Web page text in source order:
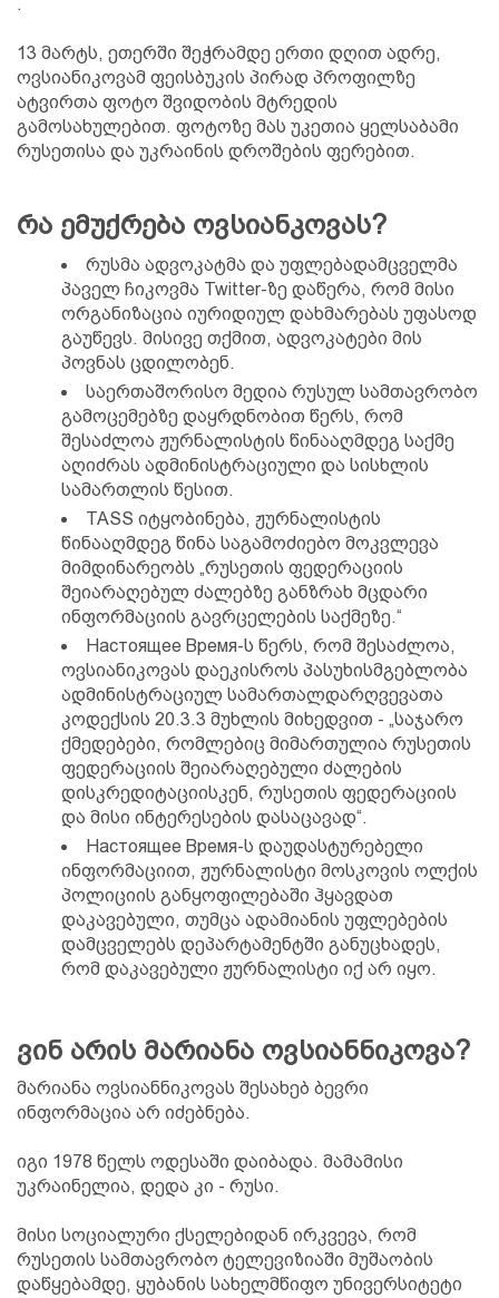
13 მარტს, ეთერში შეჭრამდე ერთი დღით ადრე,
ოვსიანიკოვამ ფეისბუკის პირად პროფილზე
ატვირთა ფოტო შვიდობის მტრედის
გამოსახულებით. ფოტოზე მას უკეთია ყელსაბამი
რუსეთისა და უკრაინის დროშების ფერებით.
რა ემუქრება ოვსიანკოვას?
რუსმა ადვოკატმა და უფლებადამცველმა
პაველ ჩიკოვმა Twitter-ზე დაწერა, რომ მისი
ორგანიზაცია იურიდიულ დახმარებას უფასოდ
გაუწევს. მისივე თქმით, ადვოკატები მის
პოვნას ცდილობენ.
საერთაშორისო მედია რუსულ სამთავრობო
გამოცემებზე დაყრდნობით წერს, რომ
შესაძლოა ჟურნალისტის წინააღმდეგ საქმე
აღიძრას ადმინისტრაციული და სისხლის
სამართლის წესით.
TASS იტყობინება, ჟურნალისტის
წინააღმდეგ წინა საგამოძიებო მოკვლევა
მიმდინარეობს „რუსეთის ფედერაციის
შეიარაღებულ ძალებზე განზრახ მცდარი
ინფორმაციის გავრცელების საქმეზე.“
Настоящее Время-ს წერს, რომ შესაძლოა,
ოვსიანიკოვას დაეკისროს პასუხისმგებლობა
ადმინისტრაციულ სამართალდარღვევათა
კოდექსის 20.3.3 მუხლის მიხედვით - „საჯარო
ქმედებები, რომლებიც მიმართულია რუსეთის
ფედერაციის შეიარაღებული ძალების
დისკრედიტაციისკენ, რუსეთის ფედერაციის
და მისი ინტერესების დასაცავად“.
Настоящее Время-ს დაუდასტურებელი
ინფორმაციით, ჟურნალისტი მოსკოვის ოლქის
პოლიციის განყოფილებაში ჰყავდათ
დაკავებული, თუმცა ადამიანის უფლებების
დამცველებს დეპარტამენტში განუცხადეს,
რომ დაკავებული ჟურნალისტი იქ არ იყო.
ვინ არის მარიანა ოვსიანნიკოვა?
მარიანა ოვსიანნიკოვას შესახებ ბევრი
ინფორმაცია არ იძებნება.
იგი 1978 წელს ოდესაში დაიბადა. მამამისი
უკრაინელია, დედა კი - რუსი.
მისი სოციალური ქსელებიდან ირკვევა, რომ
რუსეთის სამთავრობო ტელევიზიაში მუშაობის
დაწყებამდე, ყუბანის სახელმწიფო უნივერსიტეტი